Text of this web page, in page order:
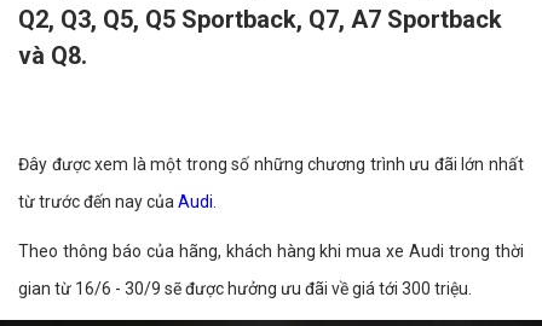
Q2, Q3, Q5, Q5 Sportback, Q7, A7 Sportback
và Q8.
Đây được xem là một trong số những chương trình ưu đãi lớn nhất
từ trước đến nay của Audi
Theo thông báo của hãng, khách hàng khi mua xe Audi trong thời
gian từ 16/6 - 30/9 sẽ được hưởng ưu đãi về giá tới 300 triệu.